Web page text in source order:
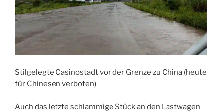
Stilgelegte Casinostadt vor der Grenze zu China (heute
für Chinesen verboten)
Auch das letzte schlammige Stück an den Lastwagen